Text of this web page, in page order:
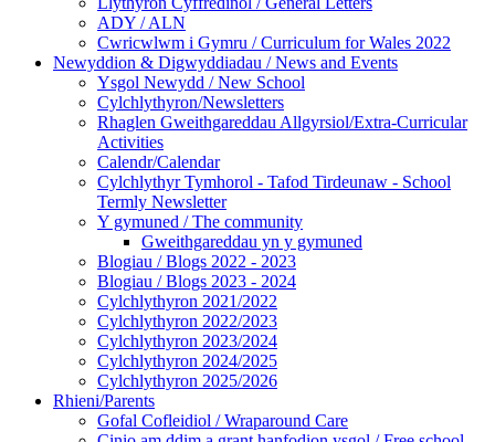
ADY / ALN
Cwricwlwm i Gymru / Curriculum for Wales 2022
Newyddion & Digwyddiadau / News and Events
Ysgol Newydd / New School
Cylchlythyron/Newsletters
Rhaglen Gweithgareddau Allgyrsiol/Extra-Curricular
Activities
Calendr/Calendar
Cylchlythyr Tymhorol - Tafod Tirdeunaw - School
Termly Newsletter
Y gymuned / The community
Gweithgareddau yn y gymuned
Blogiau / Blogs 2022 - 2023
Blogiau / Blogs 2023 - 2024
Cylchlythyron 2021/2022
Cylchlythyron 2022/2023
Cylchlythyron 2023/2024
Cylchlythyron 2024/2025
Cylchlythyron 2025/2026
Rhieni/Parents
Gofal Cofleidiol / Wraparound Care